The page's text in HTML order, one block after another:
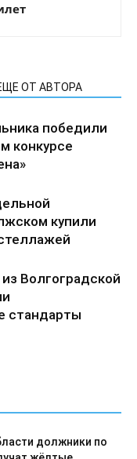
ОТ АВТОРА
победили
конкурсе
купили
Волгоградской
стандарты
должники по